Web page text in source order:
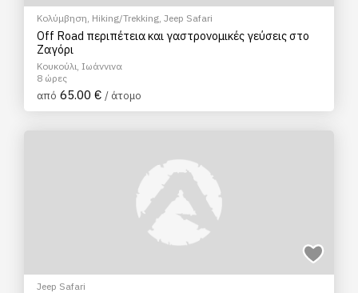
Κολύμβηση, Hiking/Trekking, Jeep Safari
Off Road περιπέτεια και γαστρονομικές γεύσεις στο
Ζαγόρι
Κουκούλι, Ιωάννινα
8 ώρες
από 65.00 € / άτομο
Jeep Safari